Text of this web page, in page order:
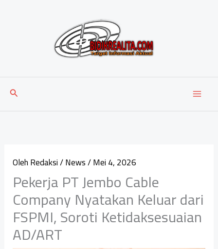
Cari
OlehRedaksi/News/Mei 4, 2026
Pekerja PT Jembo Cable
Company Nyatakan Keluar dari
FSPMI, Soroti Ketidaksesuaian
AD/ART